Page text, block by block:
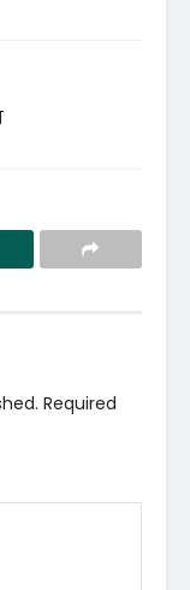
Required